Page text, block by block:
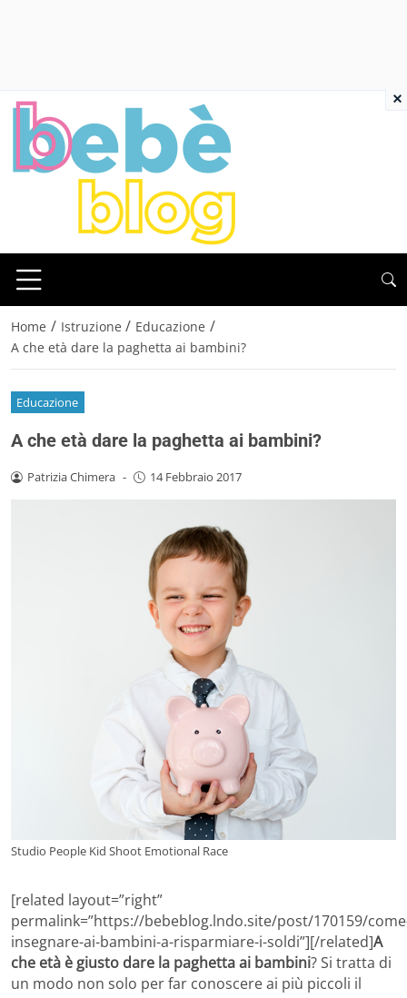
Home / Istruzione / Educazione /
A che età dare la paghetta ai bambini?
Educazione
A che età dare la paghetta ai bambini?
Patrizia Chimera - 14 Febbraio 2017
Studio People Kid Shoot Emotional Race
[related layout=”right”
permalink=”https://bebeblog.lndo.site/post/170159/
insegnare-ai-bambini-a-risparmiare-i-soldi”][/related]A
che età è giusto dare la paghetta ai bambini? Si tratta di
un modo non solo per far conoscere ai più piccoli il
×